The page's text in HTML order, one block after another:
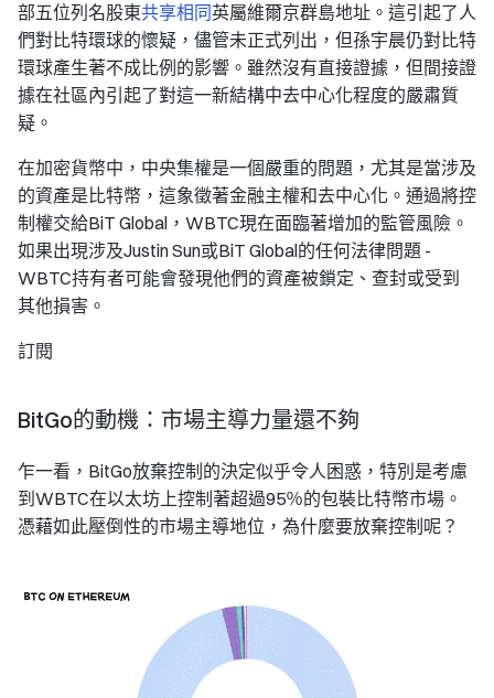
部五位列名股東共享相同英屬維爾京群島地址。這引起了人
們對比特環球的懷疑，儘管未正式列出，但孫宇晨仍對比特
環球產生著不成比例的影響。雖然沒有直接證據，但間接證
據在社區內引起了對這一新結構中去中心化程度的嚴肅質
疑。
在加密貨幣中，中央集權是一個嚴重的問題，尤其是當涉及
的資產是比特幣，這象徵著金融主權和去中心化。通過將控
制權交給BiT Global，WBTC現在面臨著增加的監管風險。
如果出現涉及Justin Sun或BiT Global的任何法律問題 -
WBTC持有者可能會發現他們的資產被鎖定、查封或受到
其他損害。
訂閱
BitGo的動機：市場主導力量還不夠
乍一看，BitGo放棄控制的決定似乎令人困惑，特別是考慮
到WBTC在以太坊上控制著超過95％的包裝比特幣市場。
憑藉如此壓倒性的市場主導地位，為什麼要放棄控制呢？